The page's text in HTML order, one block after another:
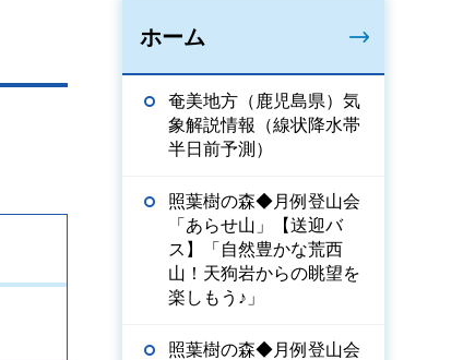
ホーム
奄美地方（鹿児島県）気
象解説情報（線状降水帯
半日前予測）
照葉樹の森◆月例登山会
「あらせ山」【送迎バ
ス】「自然豊かな荒西
山！天狗岩からの眺望を
楽しもう♪」
照葉樹の森◆月例登山会